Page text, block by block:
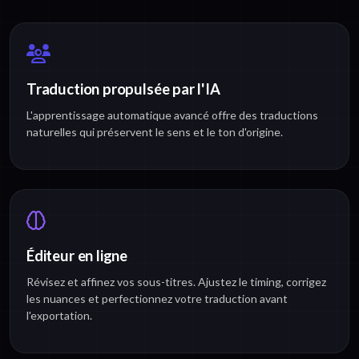
Traduction propulsée par l'IA
L'apprentissage automatique avancé offre des traductions
naturelles qui préservent le sens et le ton d'origine.
Éditeur en ligne
Révisez et affinez vos sous-titres. Ajustez le timing, corrigez
les nuances et perfectionnez votre traduction avant
l'exportation.